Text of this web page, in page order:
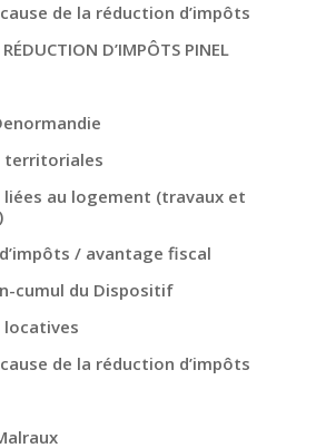
de la réduction d’impôts
D’IMPÔTS PINEL
territoriales
liées au logement (travaux et
/ avantage fiscal
cumul du Dispositif
locatives
de la réduction d’impôts